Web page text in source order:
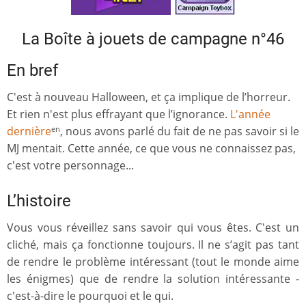
La Boîte à jouets de campagne n°46
En bref
C'est à nouveau Halloween, et ça implique de l’horreur.
Et rien n'est plus effrayant que l’ignorance. L'année
dernièreen, nous avons parlé du fait de ne pas savoir si le
MJ mentait. Cette année, ce que vous ne connaissez pas,
c'est votre personnage...
L’histoire
Vous vous réveillez sans savoir qui vous êtes. C'est un
cliché, mais ça fonctionne toujours. Il ne s’agit pas tant
de rendre le problème intéressant (tout le monde aime
les énigmes) que de rendre la solution intéressante -
c'est-à-dire le pourquoi et le qui.